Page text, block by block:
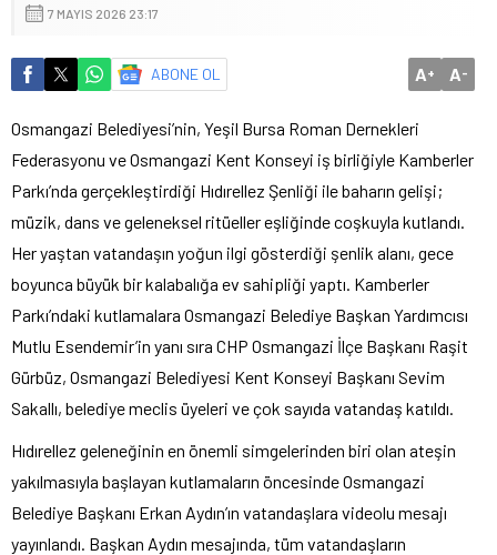
7 MAYIS 2026 23:17
ABONE OL A+ A-
Osmangazi Belediyesi’nin, Yeşil Bursa Roman Dernekleri
Federasyonu ve Osmangazi Kent Konseyi iş birliğiyle Kamberler
Parkı’nda gerçekleştirdiği Hıdırellez Şenliği ile baharın gelişi;
müzik, dans ve geleneksel ritüeller eşliğinde coşkuyla kutlandı.
Her yaştan vatandaşın yoğun ilgi gösterdiği şenlik alanı, gece
boyunca büyük bir kalabalığa ev sahipliği yaptı. Kamberler
Parkı’ndaki kutlamalara Osmangazi Belediye Başkan Yardımcısı
Mutlu Esendemir’in yanı sıra CHP Osmangazi İlçe Başkanı Raşit
Gürbüz, Osmangazi Belediyesi Kent Konseyi Başkanı Sevim
Sakallı, belediye meclis üyeleri ve çok sayıda vatandaş katıldı.
Hıdırellez geleneğinin en önemli simgelerinden biri olan ateşin
yakılmasıyla başlayan kutlamaların öncesinde Osmangazi
Belediye Başkanı Erkan Aydın’ın vatandaşlara videolu mesajı
yayınlandı. Başkan Aydın mesajında, tüm vatandaşların